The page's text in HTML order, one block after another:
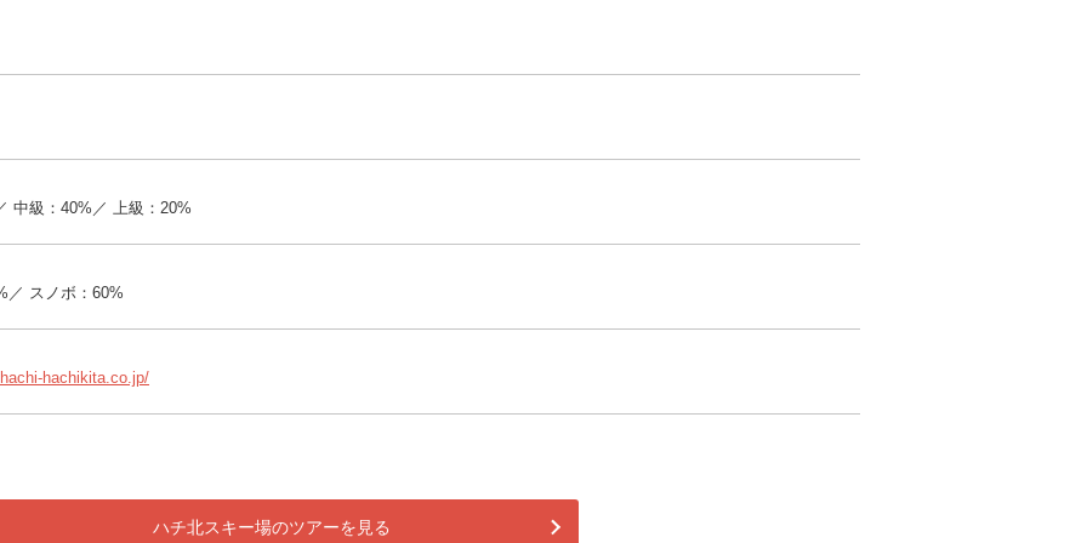
中級：40%／ 上級：20%
／ スノボ：60%
hachikita.co.jp/
ハチ北スキー場のツアーを見る